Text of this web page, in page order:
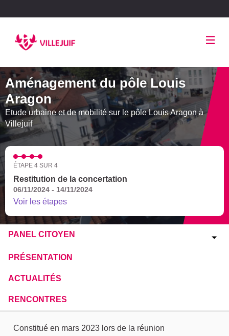
Aménagement du pôle Louis
Aragon
Etude urbaine et de mobilité sur le pôle Louis Aragon à
Villejuif
ÉTAPE 4 SUR 4
Restitution de la concertation
06/11/2024 - 14/11/2024
Voir les étapes
PANEL CITOYEN
PRÉSENTATION
ACTUALITÉS
RENCONTRES
Constitué en mars 2023 lors de la réunion